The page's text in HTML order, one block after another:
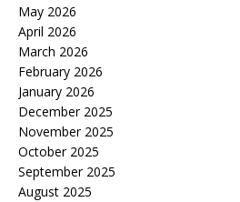
May 2026
April 2026
March 2026
February 2026
January 2026
December 2025
November 2025
October 2025
September 2025
August 2025